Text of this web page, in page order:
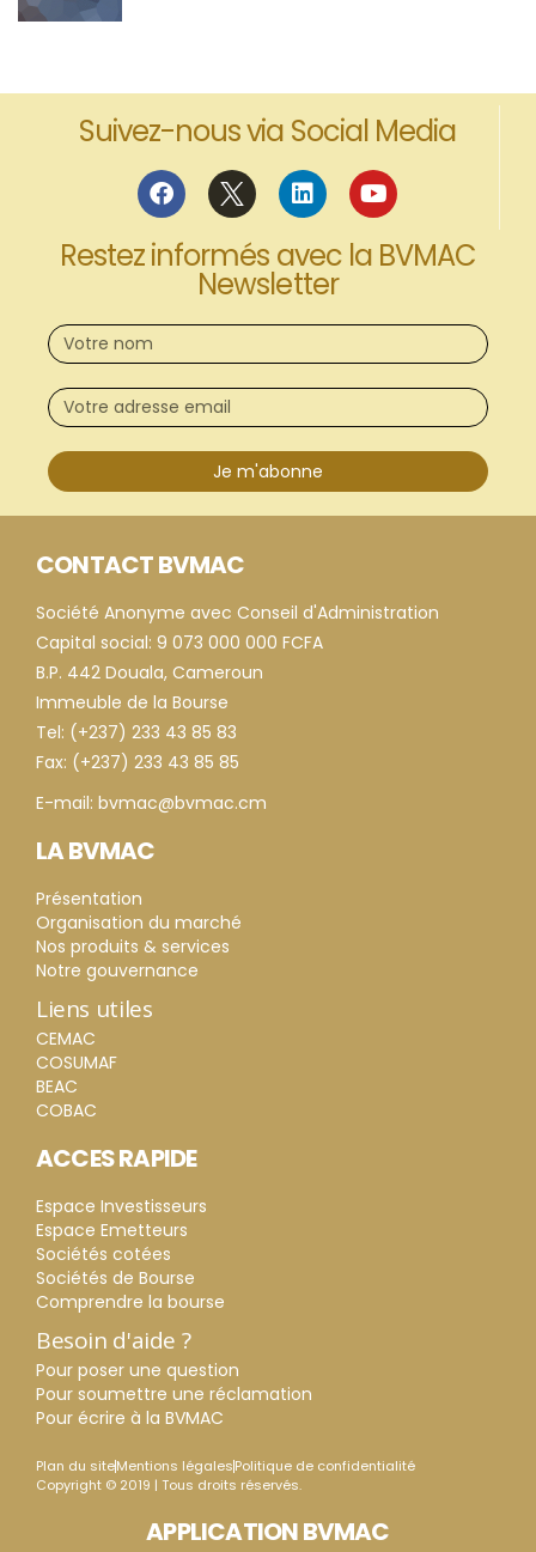
Suivez-nous via Social Media
Restez informés avec la BVMAC
Newsletter
Je m'abonne
CONTACT BVMAC
Société Anonyme avec Conseil d'Administration
Capital social: 9 073 000 000 FCFA
B.P. 442 Douala, Cameroun
Immeuble de la Bourse
Tel: (+237) 233 43 85 83
Fax: (+237) 233 43 85 85
E-mail: bvmac@bvmac.cm
LA BVMAC
Présentation
Organisation du marché
Nos produits & services
Notre gouvernance
Liens utiles
CEMAC
COSUMAF
BEAC
COBAC
ACCES RAPIDE
Espace Investisseurs
Espace Emetteurs
Sociétés cotées
Sociétés de Bourse
Comprendre la bourse
Besoin d'aide ?
Pour poser une question
Pour soumettre une réclamation
Pour écrire à la BVMAC
Plan du siteMentions légalesPolitique de confidentialité
Copyright © 2019 | Tous droits réservés.
APPLICATION BVMAC